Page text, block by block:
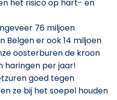
het risico op hart- en
76 miljoen
Belgen er ook 14 miljoen
oosterburen de kroon
haringen per jaar!
goed tegen
ze bij het soepel houden